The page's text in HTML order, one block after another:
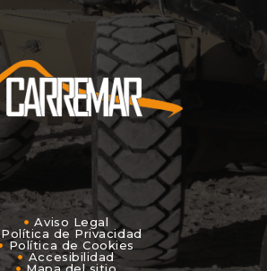
Aviso Legal
Política de Privacidad
Política de Cookies
Accesibilidad